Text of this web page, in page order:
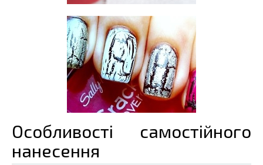
Особливості самостійного
нанесення